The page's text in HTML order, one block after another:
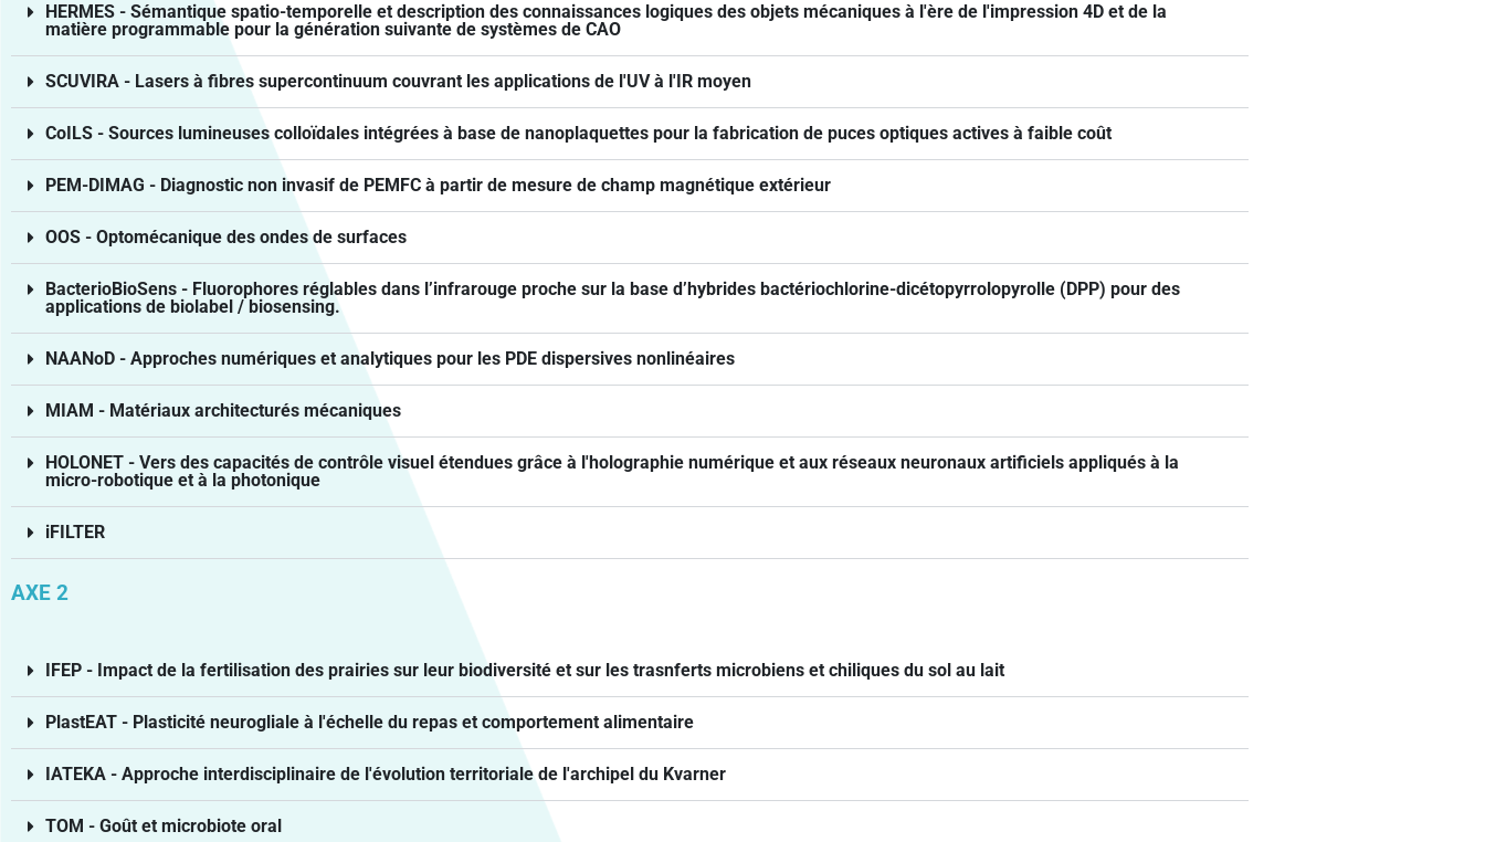
HERMES - Sémantique spatio-temporelle et description des connaissances logiques des objets mécaniques à l'ère de l'impression 4D et de la
matière programmable pour la génération suivante de systèmes de CAO
SCUVIRA - Lasers à fibres supercontinuum couvrant les applications de l'UV à l'IR moyen
CoILS - Sources lumineuses colloïdales intégrées à base de nanoplaquettes pour la fabrication de puces optiques actives à faible coût
PEM-DIMAG - Diagnostic non invasif de PEMFC à partir de mesure de champ magnétique extérieur
OOS - Optomécanique des ondes de surfaces
BacterioBioSens - Fluorophores réglables dans l’infrarouge proche sur la base d’hybrides bactériochlorine-dicétopyrrolopyrolle (DPP) pour des
applications de biolabel / biosensing.
NAANoD - Approches numériques et analytiques pour les PDE dispersives nonlinéaires
MIAM - Matériaux architecturés mécaniques
HOLONET - Vers des capacités de contrôle visuel étendues grâce à l'holographie numérique et aux réseaux neuronaux artificiels appliqués à la
micro-robotique et à la photonique
iFILTER
AXE 2
IFEP - Impact de la fertilisation des prairies sur leur biodiversité et sur les trasnferts microbiens et chiliques du sol au lait
PlastEAT - Plasticité neurogliale à l'échelle du repas et comportement alimentaire
IATEKA - Approche interdisciplinaire de l'évolution territoriale de l'archipel du Kvarner
TOM - Goût et microbiote oral